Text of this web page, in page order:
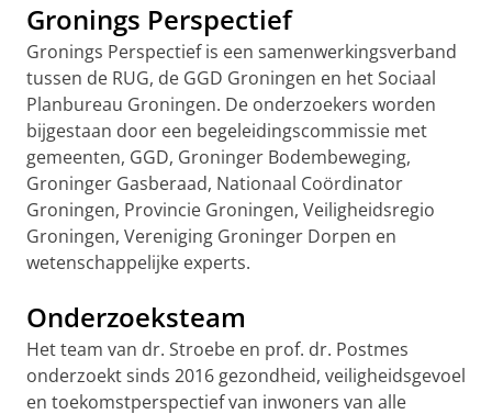
Gronings Perspectief
Gronings Perspectief is een samenwerkingsverband
tussen de RUG, de GGD Groningen en het Sociaal
Planbureau Groningen. De onderzoekers worden
bijgestaan door een begeleidingscommissie met
gemeenten, GGD, Groninger Bodembeweging,
Groninger Gasberaad, Nationaal Coördinator
Groningen, Provincie Groningen, Veiligheidsregio
Groningen, Vereniging Groninger Dorpen en
wetenschappelijke experts.
Onderzoeksteam
Het team van dr. Stroebe en prof. dr. Postmes
onderzoekt sinds 2016 gezondheid, veiligheidsgevoel
en toekomstperspectief van inwoners van alle